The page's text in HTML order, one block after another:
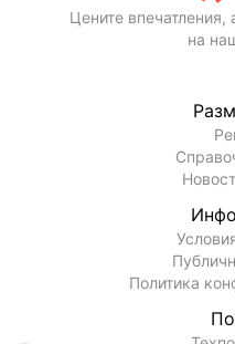
Цените
на
Политика